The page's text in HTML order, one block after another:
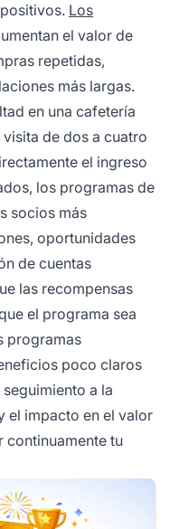
Los
el valor de
repetidas,
más largas.
en una cafetería
de dos a cuatro
el ingreso
los programas de
socios más
oportunidades
de cuentas
las recompensas
el programa sea
programas
poco claros
a la
el impacto en el valor
continuamente tu